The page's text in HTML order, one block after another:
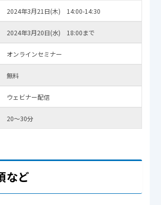
2024年3月21日(木) 14:00-14:30
2024年3月20日(水) 18:00まで
オンラインセミナー
無料
ウェビナー配信
20～30分
など